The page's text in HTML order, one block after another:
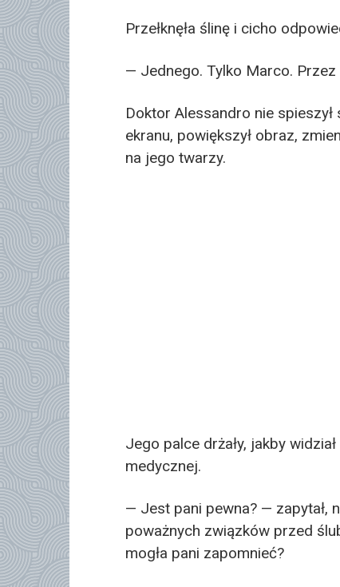
Przełknęła ślinę i cicho
— Jednego. Tylko Marco. Przez
Doktor Alessandro nie
ekranu, powiększył obraz,
na jego twarzy.
Jego palce drżały, jakby
medycznej.
— Jest pani pewna? — zapytał,
poważnych związków przed
mogła pani zapomnieć?